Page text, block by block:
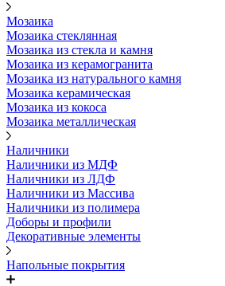
Мозаика
Мозаика стеклянная
Мозаика из стекла и камня
Мозаика из керамогранита
Мозаика из натурального камня
Мозаика керамическая
Мозаика из кокоса
Мозаика металлическая
Наличники
Наличники из МДФ
Наличники из ЛДФ
Наличники из Массива
Наличники из полимера
Доборы и профили
Декоративные элементы
Напольные покрытия